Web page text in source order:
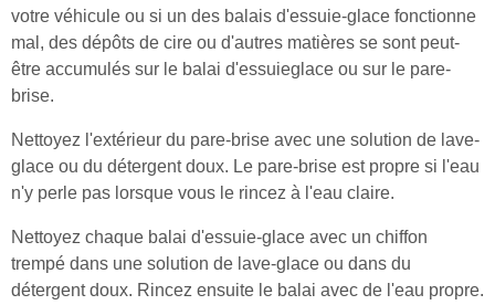
votre véhicule ou si un des balais d'essuie-glace fonctionne
mal, des dépôts de cire ou d'autres matières se sont peut-
être accumulés sur le balai d'essuieglace ou sur le pare-
brise.
Nettoyez l'extérieur du pare-brise avec une solution de lave-
glace ou du détergent doux. Le pare-brise est propre si l'eau
n'y perle pas lorsque vous le rincez à l'eau claire.
Nettoyez chaque balai d'essuie-glace avec un chiffon
trempé dans une solution de lave-glace ou dans du
détergent doux. Rincez ensuite le balai avec de l'eau propre.